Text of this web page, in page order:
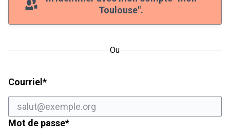
Toulouse".
Ou
Courriel *Champ obligatoire
Mot de passe*Champ obligatoire